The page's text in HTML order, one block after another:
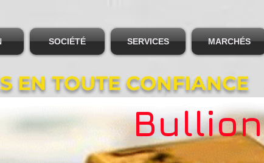
EN TOUTE CONFIANCE
SOCIÉTÉ SERVICES MARCHÉS
Bullion